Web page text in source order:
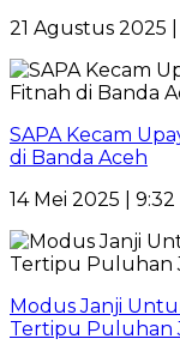
21 Agustus 2025
SAPA Kecam
di Banda Aceh
14 Mei 2025 |
Modus Janji
Tertipu Puluhan